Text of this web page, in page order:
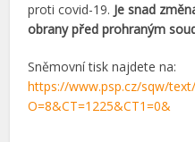
proti covid-19. Je snad
obrany před prohraným
Sněmovní tisk najdete na:
https://www.psp.cz/sqw/
O=8&CT=1225&CT1=0&